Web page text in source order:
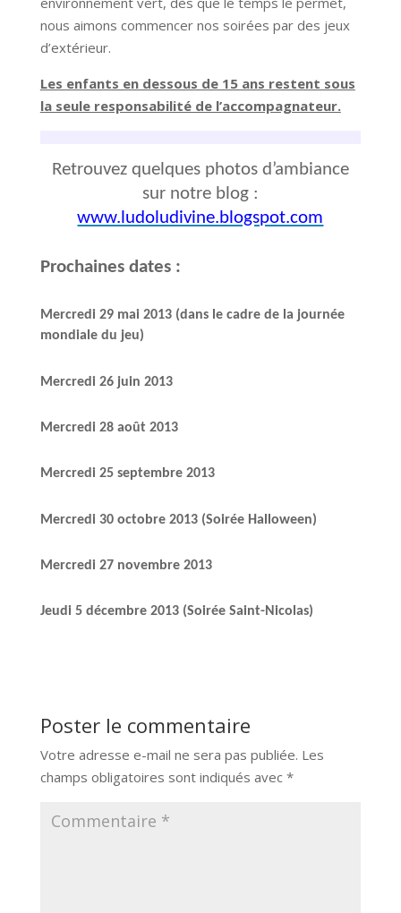
nous aimons commencer nos soirées par des jeux
d’extérieur.
Les enfants en dessous de 15 ans restent sous
la seule responsabilité de l’accompagnateur.
Retrouvez quelques photos d’ambiance
sur notre blog :
www.ludoludivine.blogspot.com
Prochaines dates :
Mercredi 29 mai 2013 (dans le cadre de la journée
mondiale du jeu)
Mercredi 26 juin 2013
Mercredi 28 août 2013
Mercredi 25 septembre 2013
Mercredi 30 octobre 2013 (Soirée Halloween)
Mercredi 27 novembre 2013
Jeudi 5 décembre 2013 (Soirée Saint-Nicolas)
Poster le commentaire
Votre adresse e-mail ne sera pas publiée. Les
champs obligatoires sont indiqués avec *